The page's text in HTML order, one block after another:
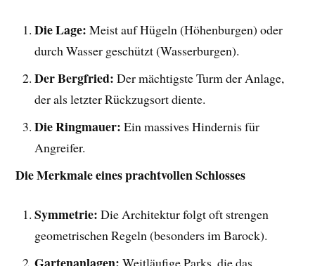
Die Lage: Meist auf Hügeln (Höhenburgen) oder
durch Wasser geschützt (Wasserburgen).
Der Bergfried: Der mächtigste Turm der Anlage,
der als letzter Rückzugsort diente.
Die Ringmauer: Ein massives Hindernis für
Angreifer.
Die Merkmale eines prachtvollen Schlosses
Symmetrie: Die Architektur folgt oft strengen
geometrischen Regeln (besonders im Barock).